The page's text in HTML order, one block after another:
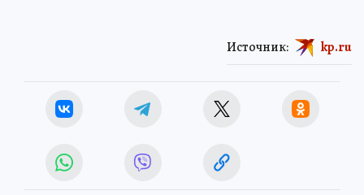
Источник: kp.ru